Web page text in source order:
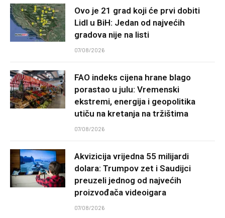
Ovo je 21 grad koji će prvi dobiti
Lidl u BiH: Jedan od najvećih
gradova nije na listi
07/08/2026
FAO indeks cijena hrane blago
porastao u julu: Vremenski
ekstremi, energija i geopolitika
utiču na kretanja na tržištima
07/08/2026
Akvizicija vrijedna 55 milijardi
dolara: Trumpov zet i Saudijci
preuzeli jednog od najvećih
proizvođača videoigara
07/08/2026